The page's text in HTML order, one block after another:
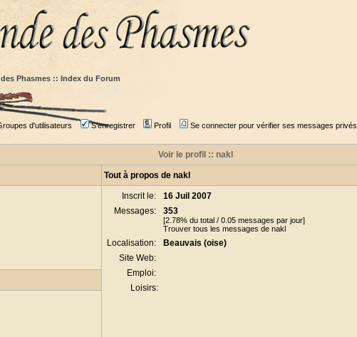
Phasmes :: Index du Forum
d'utilisateurs S'enregistrer Profil Se connecter pour vérifier ses messages privés
Voir le profil :: nakl
Tout à propos de nakl
Inscrit le:
16 Juil 2007
Messages:
353
[2.78% du total / 0.05 messages par jour]
Trouver tous les messages de nakl
Localisation:
Beauvais (oise)
Site Web:
Emploi:
Loisirs: